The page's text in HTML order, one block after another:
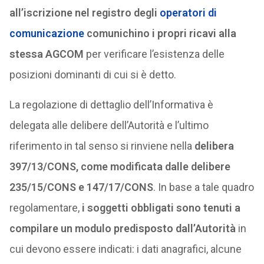
all’iscrizione nel registro degli operatori di
comunicazionecomunichino i propri ricavi alla
stessa AGCOM per verificare l’esistenza delle
posizioni dominanti di cui si è detto.
La regolazione di dettaglio dell’Informativa è
delegata alle delibere dell’Autorità e l’ultimo
riferimento in tal senso si rinviene nella delibera
397/13/CONS, come modificata dalle delibere
235/15/CONS e 147/17/CONS. In base a tale quadro
regolamentare, i soggetti obbligati sono tenuti a
compilare un modulo predisposto dall’Autorità in
cui devono essere indicati: i dati anagrafici, alcune